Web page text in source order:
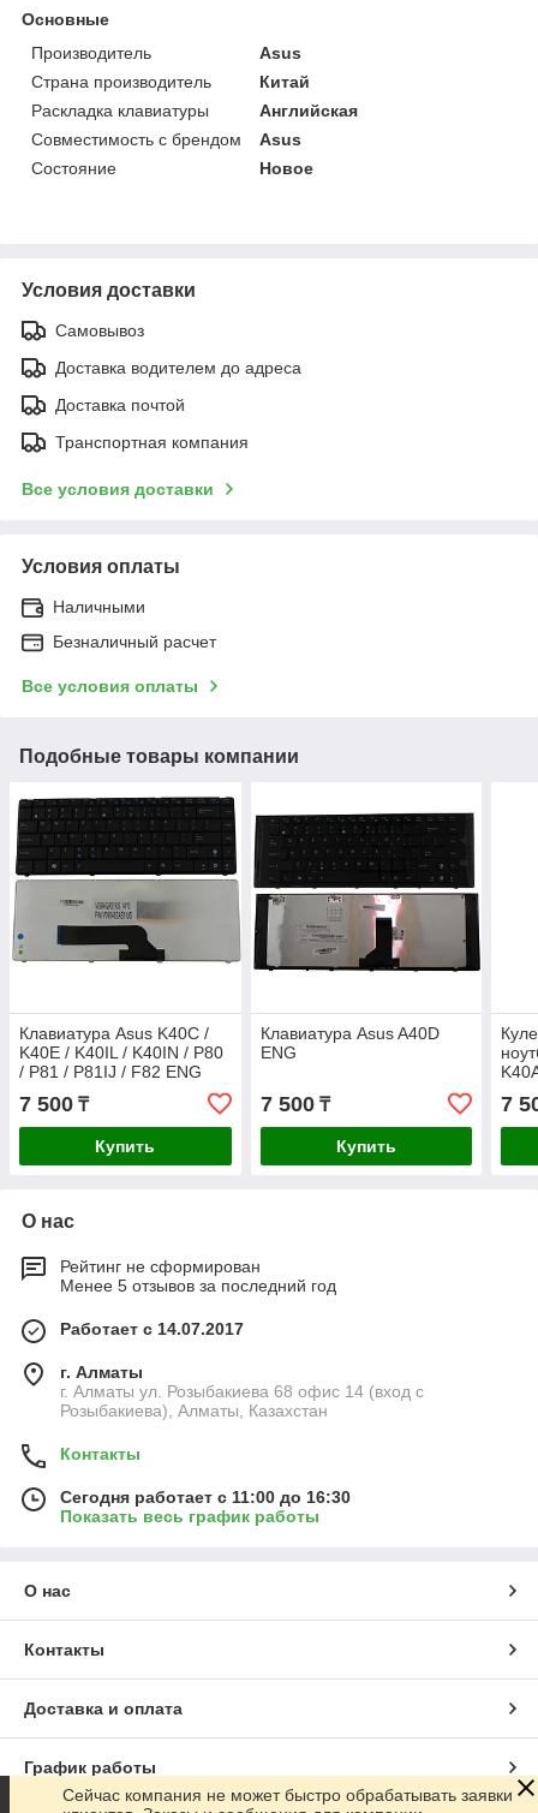
Основные
Производитель
Asus
Страна производитель
Китай
Раскладка клавиатуры
Английская
Совместимость с брендом
Asus
Состояние
Новое
Условия доставки
Самовывоз
Доставка водителем до адреса
Доставка почтой
Транспортная компания
Все условия доставки
Условия оплаты
Наличными
Безналичный расчет
Все условия оплаты
Подобные товары компании
Клавиатура Asus K40C /
K40E / K40IL / K40IN / P80
/ P81 / P81IJ / F82 ENG
7 500 ₸
Купить
Клавиатура Asus A40D
ENG
7 500₸
Купить
7
О нас
Рейтинг не сформирован
Менее 5 отзывов за последний год
Работает с 14.07.2017
г. Алматы
г. Алматы ул. Розыбакиева 68 офис 14 (вход с
Розыбакиева), Алматы, Казахстан
Контакты
Сегодня работает с 11:00 до 16:30
Показать весь график работы
О нас
Контакты
Доставка и оплата
График работы
Сейчас компания не может быстро обрабатывать заявки